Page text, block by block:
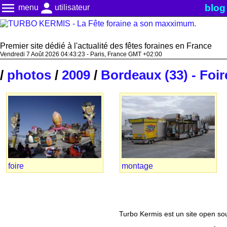
menu menu person utilisateur blog
Premier site dédié à l'actualité des fêtes foraines en France
Vendredi 7 Août 2026 04:43:23 - Paris, France GMT +02:00
/ photos / 2009 / Bordeaux (33) -
foire montage
Turbo Kermis est un site open